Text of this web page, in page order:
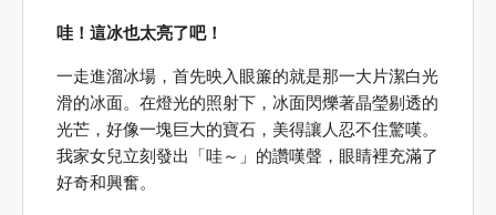
哇！這冰也太亮了吧！
一走進溜冰場，首先映入眼簾的就是那一大片潔白光
滑的冰面。在燈光的照射下，冰面閃爍著晶瑩剔透的
光芒，好像一塊巨大的寶石，美得讓人忍不住驚嘆。
我家女兒立刻發出「哇～」的讚嘆聲，眼睛裡充滿了
好奇和興奮。